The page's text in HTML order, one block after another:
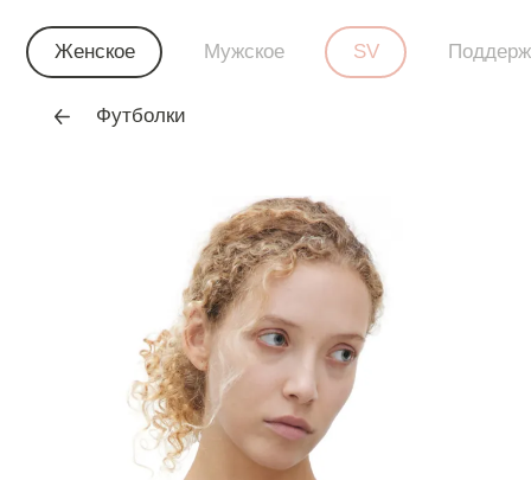
Женское Мужское SV
Футболки